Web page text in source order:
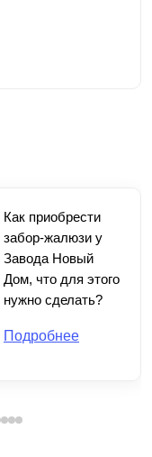
Как приобрести
забор-жалюзи у
Завода Новый
Дом, что для этого
нужно сделать?
Подробнее